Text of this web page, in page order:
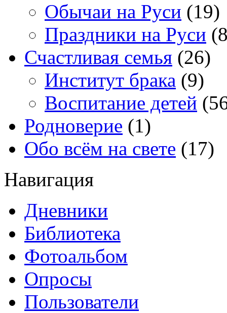
Обычаи на Руси (19)
Праздники на Руси
Счастливая семья (26)
Институт брака (9)
Воспитание детей
Родноверие (1)
Обо всём на свете (17)
Навигация
Дневники
Библиотека
Фотоальбом
Опросы
Пользователи